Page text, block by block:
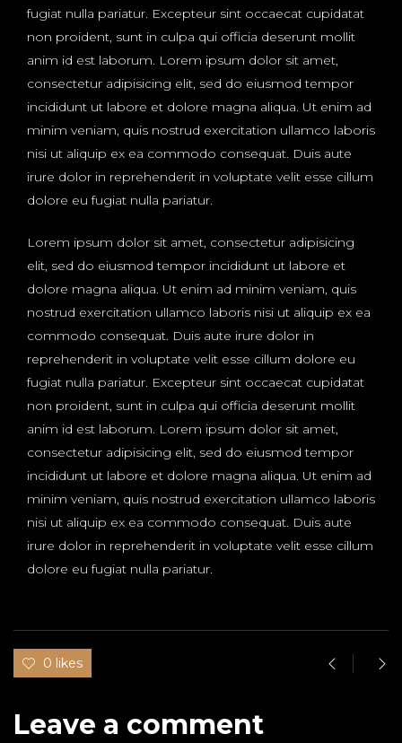
fugiat nulla pariatur. Excepteur sint occaecat cupidatat
non proident, sunt in culpa qui officia deserunt mollit
anim id est laborum. Lorem ipsum dolor sit amet,
consectetur adipisicing elit, sed do eiusmod tempor
incididunt ut labore et dolore magna aliqua. Ut enim ad
minim veniam, quis nostrud exercitation ullamco laboris
nisi ut aliquip ex ea commodo consequat. Duis aute
irure dolor in reprehenderit in voluptate velit esse cillum
dolore eu fugiat nulla pariatur.
Lorem ipsum dolor sit amet, consectetur adipisicing
elit, sed do eiusmod tempor incididunt ut labore et
dolore magna aliqua. Ut enim ad minim veniam, quis
nostrud exercitation ullamco laboris nisi ut aliquip ex ea
commodo consequat. Duis aute irure dolor in
reprehenderit in voluptate velit esse cillum dolore eu
fugiat nulla pariatur. Excepteur sint occaecat cupidatat
non proident, sunt in culpa qui officia deserunt mollit
anim id est laborum. Lorem ipsum dolor sit amet,
consectetur adipisicing elit, sed do eiusmod tempor
incididunt ut labore et dolore magna aliqua. Ut enim ad
minim veniam, quis nostrud exercitation ullamco laboris
nisi ut aliquip ex ea commodo consequat. Duis aute
irure dolor in reprehenderit in voluptate velit esse cillum
dolore eu fugiat nulla pariatur.
0 likes
Leave a comment